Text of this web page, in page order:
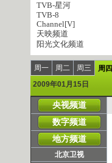
TVB-星河
TVB-8
Channel[V]
天映频道
阳光文化频道
周一 周二 周三 周四
2009年01月15日
央视频道
数字频道
地方频道
北京卫视